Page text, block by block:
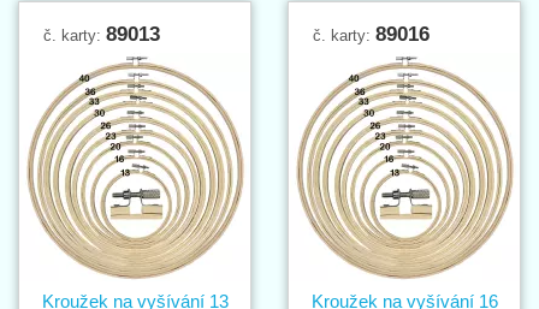
č. karty: 89013
Kroužek na vyšívání 13
č. karty: 89016
Kroužek na vyšívání 16